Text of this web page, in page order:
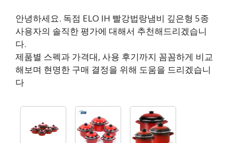
안녕하세요. 독점 ELO IH 빨강법랑냄비 깊은형 5종
사용자의 솔직한 평가에 대해서 추천해드리겠습니
다.
제품별 스펙과 가격대, 사용 후기까지 꼼꼼하게 비교
해보며 현명한 구매 결정을 위해 도움을 드리겠습니
다